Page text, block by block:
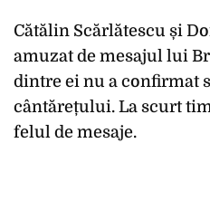
Cătălin Scărlătescu și
amuzat de mesajul lui
dintre ei nu a confirmat
cântărețului. La scurt
felul de mesaje.